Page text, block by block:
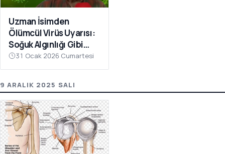
Uzman İsimden
Ölümcül Virüs Uyarısı:
Soğuk Algınlığı Gibi
Başlıyor, Bu Belirtilere
Dikkat
31 Ocak 2026 Cumartesi
9 ARALIK 2025 SALI